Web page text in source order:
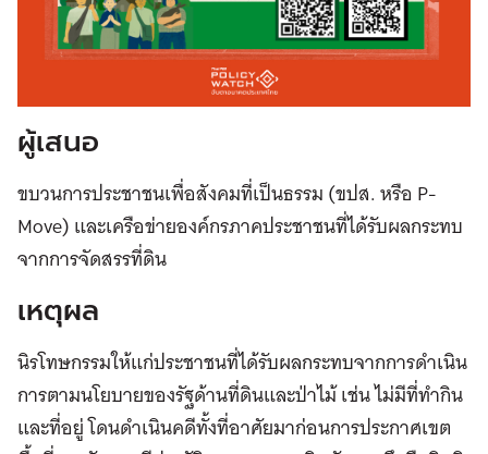
ผู้เสนอ
ขบวนการประชาชนเพื่อสังคมที่เป็นธรรม (ขปส. หรือ P-
Move) และเครือข่ายองค์กรภาคประชาชนที่ได้รับผลกระทบ
จากการจัดสรรที่ดิน
เหตุผล
นิรโทษกรรมให้แก่ประชาชนที่ได้รับผลกระทบจากการดำเนิน
การตามนโยบายของรัฐด้านที่ดินและป่าไม้ เช่น ไม่มีที่ทำกิน
และที่อยู่ โดนดำเนินคดีทั้งที่อาศัยมาก่อนการประกาศเขต